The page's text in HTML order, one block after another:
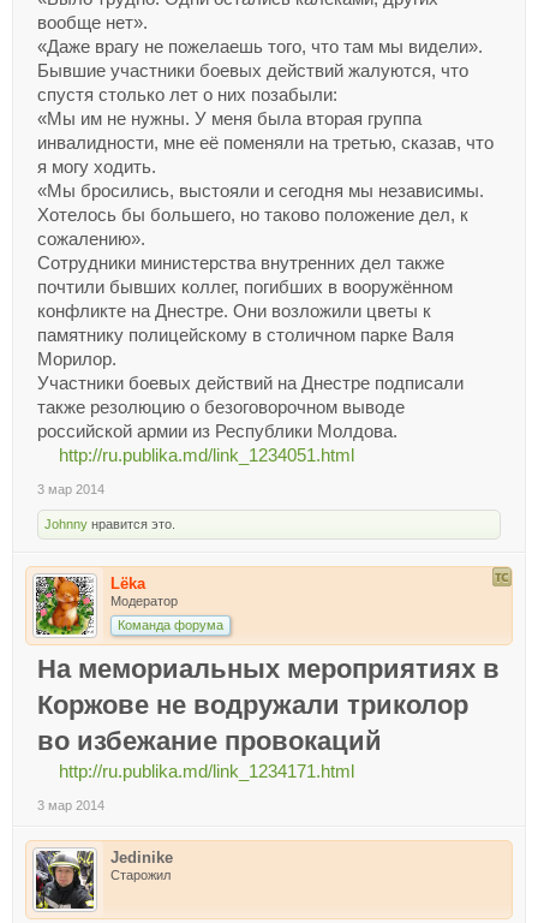
вообще нет».
«Даже врагу не пожелаешь того, что там мы видели».
Бывшие участники боевых действий жалуются, что
спустя столько лет о них позабыли:
«Мы им не нужны. У меня была вторая группа
инвалидности, мне её поменяли на третью, сказав, что
я могу ходить.
«Мы бросились, выстояли и сегодня мы независимы.
Хотелось бы большего, но таково положение дел, к
сожалению».
Сотрудники министерства внутренних дел также
почтили бывших коллег, погибших в вооружённом
конфликте на Днестре. Они возложили цветы к
памятнику полицейскому в столичном парке Валя
Морилор.
Участники боевых действий на Днестре подписали
также резолюцию о безоговорочном выводе
российской армии из Республики Молдова.
http://ru.publika.md/link_1234051.html
3 мар 2014
Johnny нравится это.
Lёka
Модератор
Команда форума
На мемориальных мероприятиях в
Коржове не водружали триколор
во избежание провокаций
http://ru.publika.md/link_1234171.html
3 мар 2014
Jedinike
Старожил